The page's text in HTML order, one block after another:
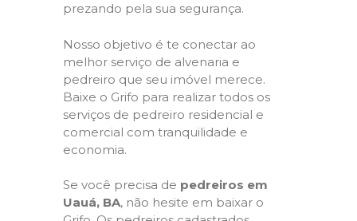
prezando pela sua segurança.
Nosso objetivo é te conectar ao
melhor serviço de alvenaria e
pedreiro que seu imóvel merece.
Baixe o Grifo para realizar todos os
serviços de pedreiro residencial e
comercial com tranquilidade e
economia.
Se você precisa de pedreiros em
Uauá, BA, não hesite em baixar o